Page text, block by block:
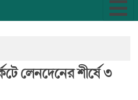
লেনদেনের শীর্ষে ৩